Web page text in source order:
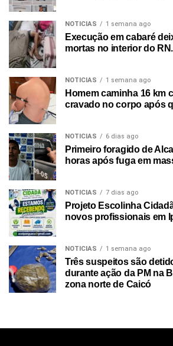
NOTICIAS 1 semana ago
Execução em cabaré
mortas no interior do RN.
NOTICIAS 1 semana ago
Homem caminha 16 km
cravado no corpo após
NOTICIAS 6 dias ago
Primeiro foragido de
horas após fuga em
NOTICIAS 7 dias ago
Projeto Escolinha
novos profissionais em
NOTICIAS 1 semana ago
Três suspeitos são
durante ação da PM na
zona norte de Caicó